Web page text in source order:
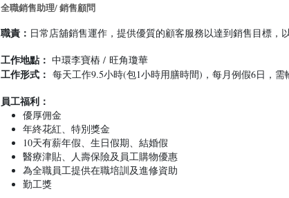
全職銷售助理/ 銷售顧問
職責： 日常店舖銷售運作，提供優質的顧客服務以達到銷售目標，
工作地點： 中環李寶樁 / 旺角瓊華
工作形式： 每天工作9.5小時(包1小時用膳時間)，每月例假6日，需
員工福利：
優厚佣金
年終花紅、特別獎金
10天有薪年假、生日假期、結婚假
醫療津貼、人壽保險及員工購物優惠
為全職員工提供在職培訓及進修資助
勤工獎